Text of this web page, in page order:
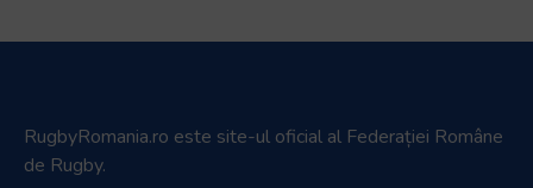
RugbyRomania.ro este site-ul oficial al Federației Române
de Rugby.